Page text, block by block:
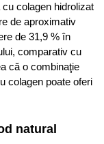
colagen hidrolizat
de aproximativ
de 31,9 % în
comparativ cu
că o combinaţie
colagen poate oferi
natural